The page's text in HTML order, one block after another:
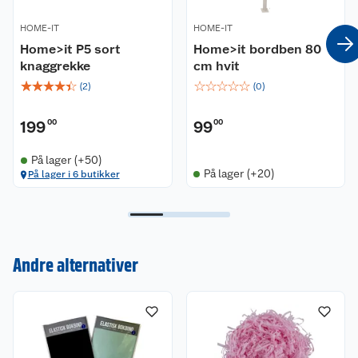
HOME-IT
Home>it P5 sort
knaggrekke
☆☆☆☆☆ (2)
19900
På lager (+50)
På lager i 6 butikker
HOME-IT
Home>it bordben 80
cm hvit
☆☆☆☆☆ (0)
9900
På lager (+20)
Andre alternativer
Nyheter
Våre butikker
Angre- og returrett
Reklamasjon og garanti